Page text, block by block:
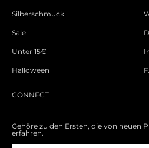
Silberschmuck
Sale
Unter 15€
Halloween
CONNECT
Gehöre zu den Ersten, die von neuen
erfahren.